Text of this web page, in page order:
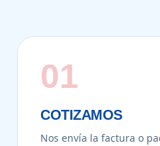
01
COTIZAMOS
Nos envía la factura o